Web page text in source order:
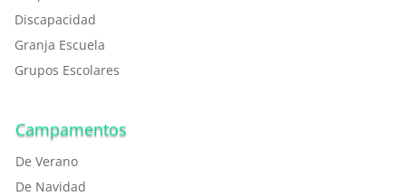
Discapacidad
Granja Escuela
Grupos Escolares
Campamentos
De Verano
De Navidad